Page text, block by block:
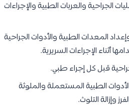
الجراحية والعربات الطبية والإجراءات
المعدات الطبية والأدوات الجراحية
أثناء الإجراءات السريرية.
قبل كل إجراء طبي.
الطبية المستعملة والملوثة
وإزالة التلوث.